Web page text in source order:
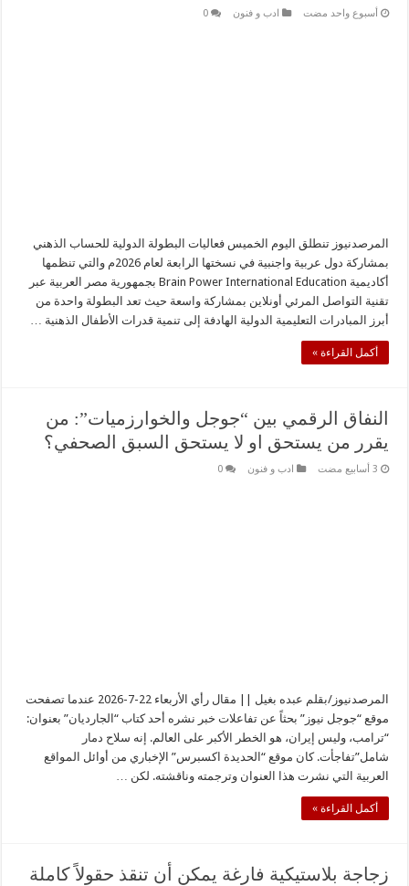
‏أسبوع واحد مضت ادب و فنون 0
المرصدنيوز تنطلق اليوم الخميس فعاليات البطولة الدولية للحساب الذهني
بمشاركة دول عربية واجنبية في نسختها الرابعة لعام 2026م والتي تنظمها
أكاديمية Brain Power International Education بجمهورية مصر العربية عبر
تقنية التواصل المرئي أونلاين بمشاركة واسعة حيث تعد البطولة واحدة من
أبرز المبادرات التعليمية الدولية الهادفة إلى تنمية قدرات الأطفال الذهنية …
أكمل القراءة »
النفاق الرقمي بين “جوجل والخوارزميات”: من
يقرر من يستحق او لا يستحق السبق الصحفي؟
ادب و فنون 0
المرصدنيوز/بقلم عبده بغيل || مقال رأي الأربعاء 22-7-2026 عندما تصفحت
موقع “جوجل نيوز” بحثاً عن تفاعلات خبر نشره أحد كتاب “الجارديان” بعنوان:
“ترامب، وليس إيران، هو الخطر الأكبر على العالم. إنه سلاح دمار
شامل”تفاجأت. كان موقع “الحديدة اكسبرس” الإخباري من أوائل المواقع
العربية التي نشرت هذا العنوان وترجمته وناقشته. لكن …
أكمل القراءة »
زجاجة بلاستيكية فارغة يمكن أن تنقذ حقولاً كاملة